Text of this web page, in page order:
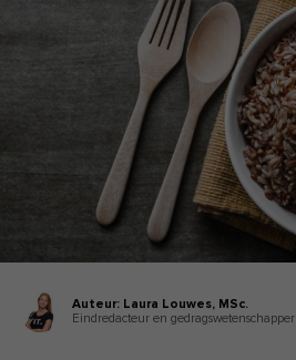
Auteur: Laura Louwes, MSc.
Eindredacteur en gedragswetenschapper